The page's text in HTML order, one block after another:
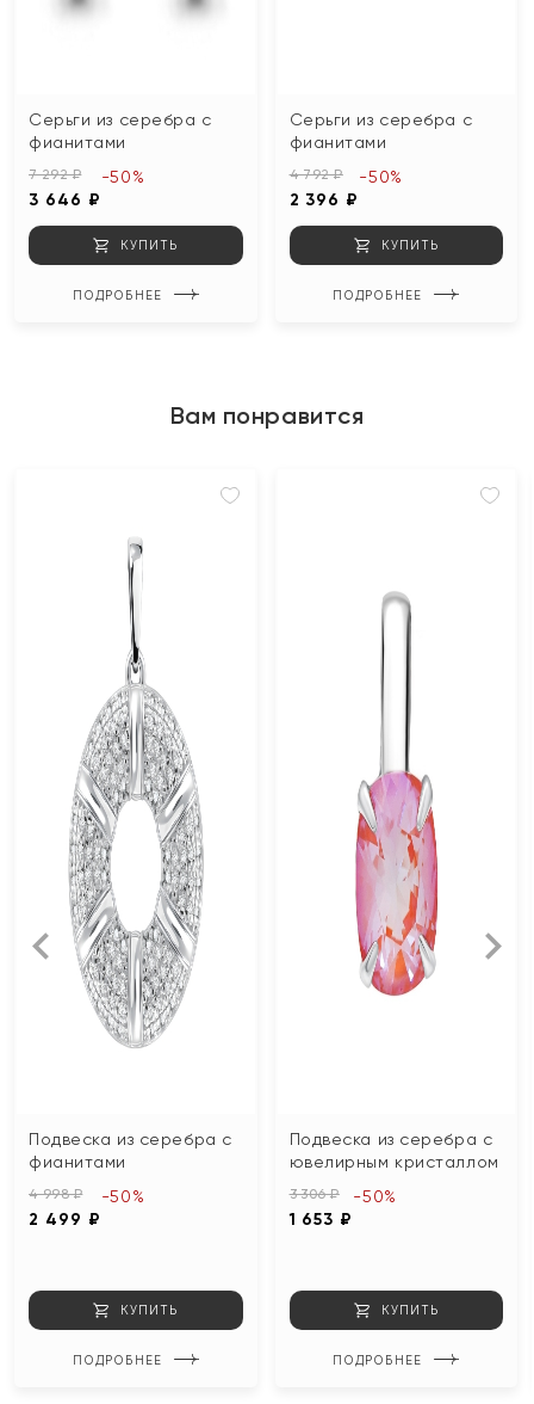
Серьги из серебра с
фианитами
7 292 ₽
3 646 ₽
-50%
КУПИТЬ
ПОДРОБНЕЕ
Серьги из серебра с
фианитами
4 792 ₽
2 396 ₽
-50%
КУПИТЬ
ПОДРОБНЕЕ
Вам понравится
Подвеска из серебра с
фианитами
4 998 ₽
2 499 ₽
-50%
КУПИТЬ
ПОДРОБНЕЕ
Подвеска из серебра с
ювелирным кристаллом
3 306 ₽
1 653 ₽
-50%
КУПИТЬ
ПОДРОБНЕЕ